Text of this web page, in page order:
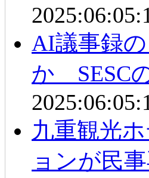
AI議事録
か SESC
九重観光
ョンが民